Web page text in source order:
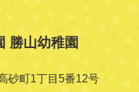
勝山幼稚園
砂町1丁目5番12号